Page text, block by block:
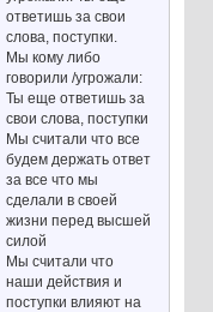
ответишь за свои
слова, поступки.
Мы кому либо
говорили /угрожали:
Ты еще ответишь за
свои слова, поступки
Мы считали что все
будем держать ответ
за все что мы
сделали в своей
жизни перед высшей
силой
Мы считали что
наши действия и
поступки влияют на